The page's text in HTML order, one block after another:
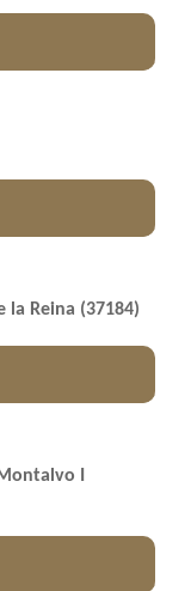
la Reina (37184)
I